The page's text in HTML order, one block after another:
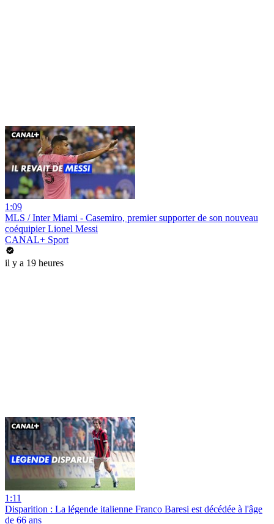
1:09
MLS / Inter Miami - Casemiro, premier supporter de son nouveau
coéquipier Lionel Messi
CANAL+ Sport
il y a 19 heures
1:11
Disparition : La légende italienne Franco Baresi est décédée à l'âge
de 66 ans